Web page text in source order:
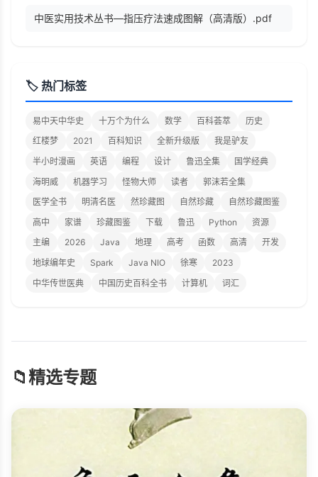
中医实用技术丛书—指压疗法速成图解（高清版）.pdf
🏷️ 热门标签
易中天中华史 十万个为什么 数学 百科荟萃
历史
红楼梦
2021 百科知识 全新升级版
我是驴友
半小时漫画
英语 编程 设计 鲁迅全集
国学经典
海明威
机器学习 怪物大师 读者
郭沫若全集
医学全书
明清名医 然珍藏图 自然珍藏
自然珍藏图鉴
高中
家谱 珍藏图鉴 下载 鲁迅 Python
资源
主编
2026 Java 地理 高考 函数 高清
开发
地球编年史
Spark Java NIO 徐寒
2023
中华传世医典
中国历史百科全书 计算机 词汇
📁精选专题